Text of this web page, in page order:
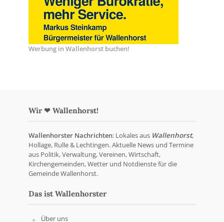
Werbung in Wallenhorst buchen!
Wir ❤ Wallenhorst!
Wallenhorster Nachrichten: Lokales aus Wallenhorst,
Hollage, Rulle & Lechtingen. Aktuelle News und Termine
aus Politik, Verwaltung, Vereinen, Wirtschaft,
Kirchengemeinden, Wetter und Notdienste für die
Gemeinde Wallenhorst.
Das ist Wallenhorster
Über uns